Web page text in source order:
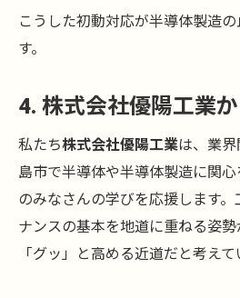
こうした初動対応が半導体製造
す。
4. 株式会社優陽工業
私たち株式会社優陽工業は、業
島市で半導体や半導体製造に関
のみなさんの学びを応援します
ナンスの基本を地道に重ねる姿
「グッ」と高める近道だと考えて